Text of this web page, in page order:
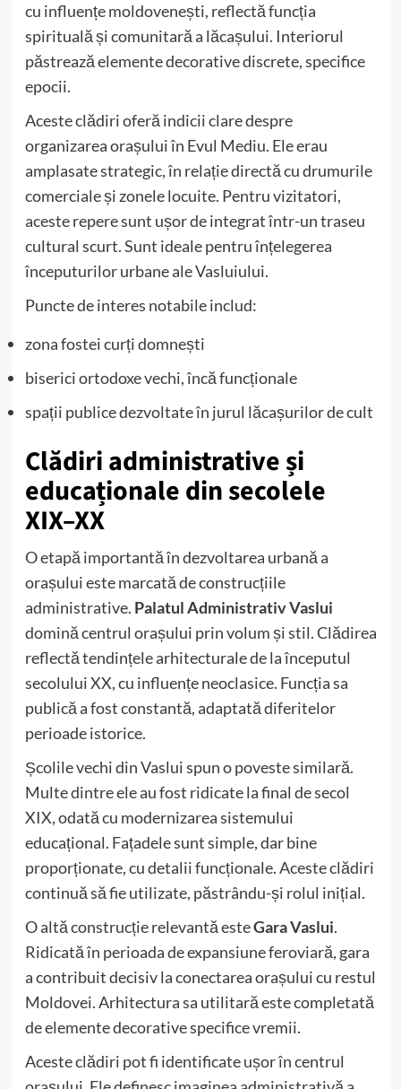
cu influențe moldovenești, reflectă funcția
spirituală și comunitară a lăcașului. Interiorul
păstrează elemente decorative discrete, specifice
epocii.
Aceste clădiri oferă indicii clare despre
organizarea orașului în Evul Mediu. Ele erau
amplasate strategic, în relație directă cu drumurile
comerciale și zonele locuite. Pentru vizitatori,
aceste repere sunt ușor de integrat într-un traseu
cultural scurt. Sunt ideale pentru înțelegerea
începuturilor urbane ale Vasluiului.
Puncte de interes notabile includ:
zona fostei curți domnești
biserici ortodoxe vechi, încă funcționale
spații publice dezvoltate în jurul lăcașurilor de cult
Clădiri administrative și
educaționale din secolele
XIX–XX
O etapă importantă în dezvoltarea urbană a
orașului este marcată de construcțiile
administrative. Palatul Administrativ Vaslui
domină centrul orașului prin volum și stil. Clădirea
reflectă tendințele arhitecturale de la începutul
secolului XX, cu influențe neoclasice. Funcția sa
publică a fost constantă, adaptată diferitelor
perioade istorice.
Școlile vechi din Vaslui spun o poveste similară.
Multe dintre ele au fost ridicate la final de secol
XIX, odată cu modernizarea sistemului
educațional. Fațadele sunt simple, dar bine
proporționate, cu detalii funcționale. Aceste clădiri
continuă să fie utilizate, păstrându-și rolul inițial.
O altă construcție relevantă esteGara Vaslui.
Ridicată în perioada de expansiune feroviară, gara
a contribuit decisiv la conectarea orașului cu restul
Moldovei. Arhitectura sa utilitară este completată
de elemente decorative specifice vremii.
Aceste clădiri pot fi identificate ușor în centrul